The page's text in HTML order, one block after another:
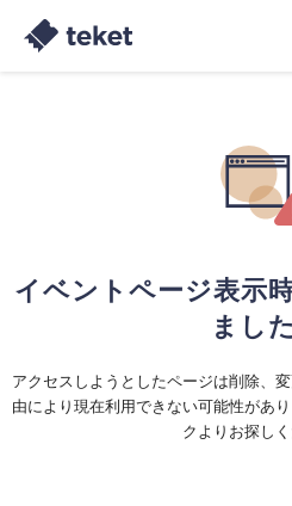
イベントページ表示
ました
アクセスしようとしたページは削除、
由により現在利用できない可能性があ
クよりお探しく